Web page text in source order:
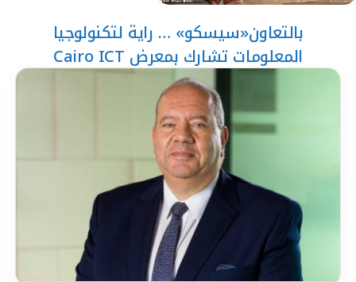
بالتعاون«سيسكو» … راية لتكنولوجيا
المعلومات تشارك بمعرض Cairo ICT